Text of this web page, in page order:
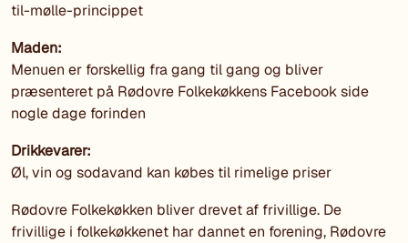
til-mølle-princippet
Maden:
Menuen er forskellig fra gang til gang og bliver
præsenteret på Rødovre Folkekøkkens Facebook side
nogle dage forinden
Drikkevarer:
Øl, vin og sodavand kan købes til rimelige priser
Rødovre Folkekøkken bliver drevet af frivillige. De
frivillige i folkekøkkenet har dannet en forening, Rødovre